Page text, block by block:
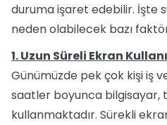
duruma işaret edebilir. İşte
neden olabilecek bazı
1. Uzun Süreli Ekran
Günümüzde pek çok kişi iş
saatler boyunca bilgisayar,
kullanmaktadır. Sürekli